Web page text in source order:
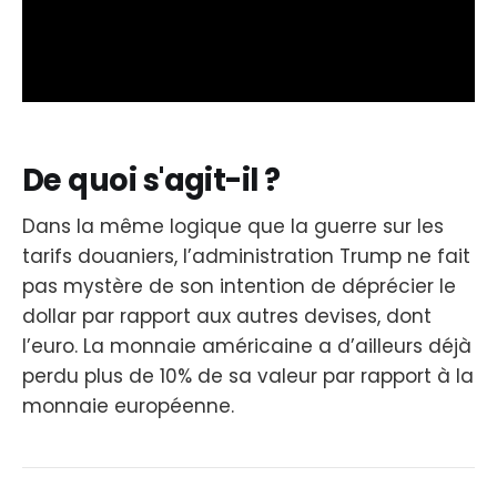
De quoi s'agit-il ?
Dans la même logique que la guerre sur les
tarifs douaniers, l’administration Trump ne fait
pas mystère de son intention de déprécier le
dollar par rapport aux autres devises, dont
l’euro. La monnaie américaine a d’ailleurs déjà
perdu plus de 10% de sa valeur par rapport à la
monnaie européenne.